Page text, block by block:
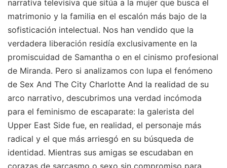
narrativa televisiva que sitúa a la mujer que busca el
matrimonio y la familia en el escalón más bajo de la
sofisticación intelectual. Nos han vendido que la
verdadera liberación residía exclusivamente en la
promiscuidad de Samantha o en el cinismo profesional
de Miranda. Pero si analizamos con lupa el fenómeno
de Sex And The City Charlotte And la realidad de su
arco narrativo, descubrimos una verdad incómoda
para el feminismo de escaparate: la galerista del
Upper East Side fue, en realidad, el personaje más
radical y el que más arriesgó en su búsqueda de
identidad. Mientras sus amigas se escudaban en